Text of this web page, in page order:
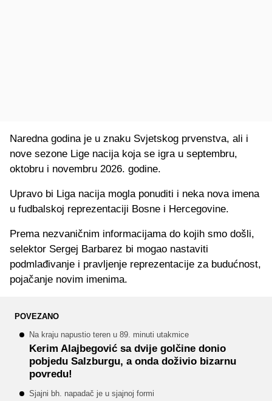
Naredna godina je u znaku Svjetskog prvenstva, ali i
nove sezone Lige nacija koja se igra u septembru,
oktobru i novembru 2026. godine.
Upravo bi Liga nacija mogla ponuditi i neka nova imena
u fudbalskoj reprezentaciji Bosne i Hercegovine.
Prema nezvaničnim informacijama do kojih smo došli,
selektor Sergej Barbarez bi mogao nastaviti
podmlađivanje i pravljenje reprezentacije za budućnost,
pojačanje novim imenima.
POVEZANO
Na kraju napustio teren u 89. minuti utakmice
Kerim Alajbegović sa dvije golčine donio
pobjedu Salzburgu, a onda doživio bizarnu
povredu!
Sjajni bh. napadač je u sjajnoj formi